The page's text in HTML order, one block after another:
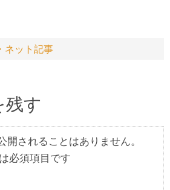
ネット記事
残す
開されることはありません。
必須項目です